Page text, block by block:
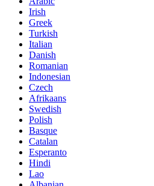
Irish
Greek
Turkish
Italian
Danish
Romanian
Indonesian
Czech
Afrikaans
Swedish
Polish
Basque
Catalan
Esperanto
Hindi
Lao